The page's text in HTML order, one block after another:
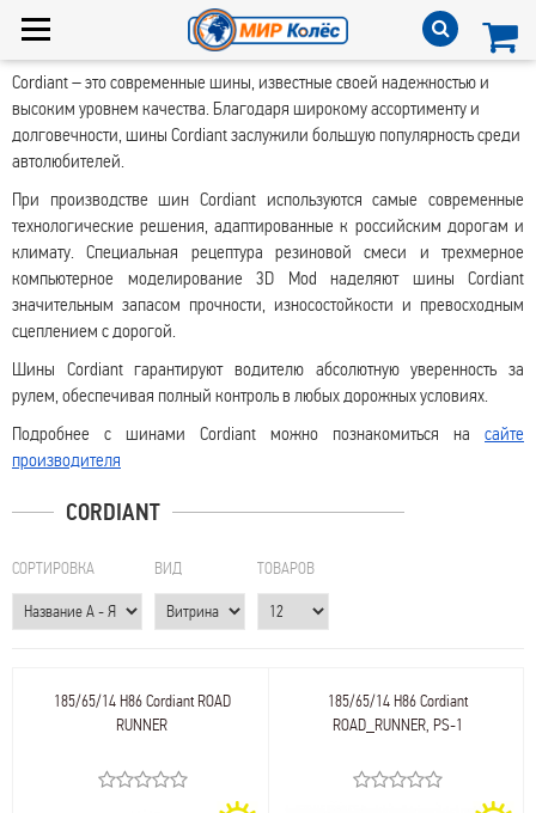
Cordiant–это современные шины, известные своей надежностью и
высоким уровнем качества. Благодаря широкому ассортименту и
долговечности, шины Cordiant заслужили большую популярность среди
автолюбителей.
При производстве шин Cordiant используются самые современные
технологические решения, адаптированные к российским дорогам и
климату. Специальная рецептура резиновой смеси и трехмерное
компьютерное моделирование 3D Mod наделяют шины Cordiant
значительным запасом прочности, износостойкости и превосходным
сцеплением с дорогой.
Шины Cordiant гарантируют водителю абсолютную уверенность за
рулем, обеспечивая полный контроль в любых дорожных условиях.
Подробнее с шинами Cordiant
можно познакомиться на сайте
производителя
CORDIANT
СОРТИРОВКА ВИД ТОВАРОВ
185/65/14 H86 Cordiant ROAD
RUNNER
185/65/14 H86 Cordiant
ROAD_RUNNER, PS-1